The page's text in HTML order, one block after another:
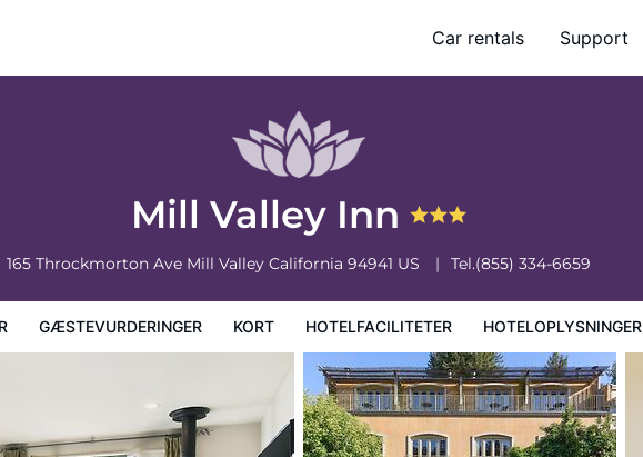
Car rentals Support
Mill Valley Inn
165 Throckmorton Ave Mill Valley California 94941 US Tel.(855) 334-6659
GÆSTEVURDERINGER KORT HOTELFACILITETER HOTELOPLYSNINGER